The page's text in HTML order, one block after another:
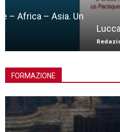
Lucca, Giubileo della Croce
0
FORMAZIONE